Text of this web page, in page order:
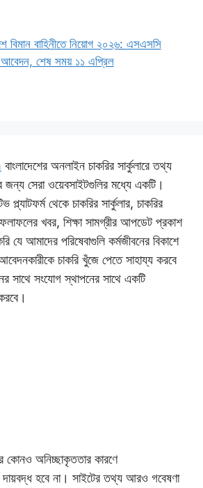
বিমান বাহিনীতে নিয়োগ ২০২৬: এসএসসি
আবেদন, শেষ সময় ১১ এপ্রিল
বাংলাদেশের অনলাইন চাকরির সার্কুলারে তথ্য
জন্য সেরা ওয়েবসাইটগুলির মধ্যে একটি।
প্ল্যাটফর্ম থেকে চাকরির সার্কুলার, চাকরির
ফলাফলের খবর, শিক্ষা সামগ্রীর আপডেট প্রকাশ
যে আমাদের পরিষেবাগুলি কর্মজীবনের বিকাশে
চাকরি খুঁজে পেতে সাহায্য করবে
সাথে সংযোগ স্থাপনের সাথে একটি
কোনও অনিচ্ছাকৃততার কারণে
হবে না। সাইটের তথ্য আরও গবেষণা